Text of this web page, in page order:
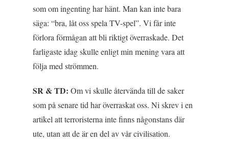
som om ingenting har hänt. Man kan inte bara
säga: “bra, låt oss spela TV-spel”. Vi får inte
förlora förmågan att bli riktigt överraskade. Det
farligaste idag skulle enligt min mening vara att
följa med strömmen.
SR & TD: Om vi skulle återvända till de saker
som på senare tid har överraskat oss. Ni skrev i en
artikel att terroristerna inte finns någonstans där
ute, utan att de är en del av vår civilisation.